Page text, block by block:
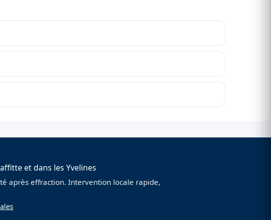
et dans les Yvelines
après effraction. Intervention locale rapide,